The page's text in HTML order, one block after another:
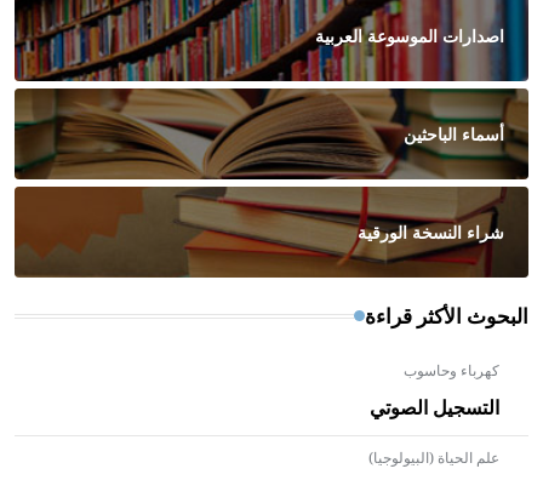
اصدارات الموسوعة العربية
أسماء الباحثين
شراء النسخة الورقية
البحوث الأكثر قراءة
كهرباء وحاسوب
التسجيل الصوتي
علم الحياة (البيولوجيا)